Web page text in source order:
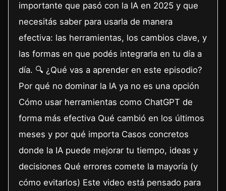
importante que pasó con la IA en 2025 y que
necesitás saber para usarla de manera
efectiva: las herramientas, los cambios clave, y
las formas en que podés integrarla en tu día a
día. 🔍 ¿Qué vas a aprender en este episodio?
Por qué no dominar la IA ya no es una opción
Cómo usar herramientas como ChatGPT de
forma más efectiva Qué cambió en los últimos
meses y por qué importa Casos concretos
donde la IA puede mejorar tu tiempo, ideas y
decisiones Qué errores comete la mayoría (y
cómo evitarlos) Este video está pensado para